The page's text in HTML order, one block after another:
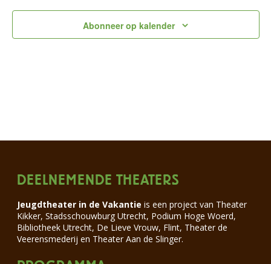
Abonneer op kalender
DEELNEMENDE THEATERS
Jeugdtheater in de Vakantie is een project van Theater
Kikker, Stadsschouwburg Utrecht, Podium Hoge Woerd,
Bibliotheek Utrecht, De Lieve Vrouw, Flint, Theater de
Veerensmederij en Theater Aan de Slinger.